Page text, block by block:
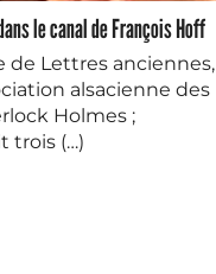
le canal de François Hoff
de Lettres anciennes,
alsacienne des
Holmes ;
trois (…)